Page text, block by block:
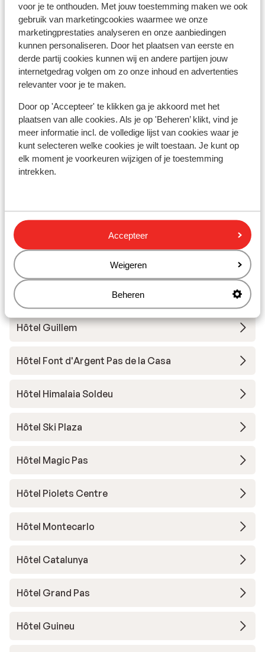
voor je te onthouden. Met jouw toestemming maken we ook
gebruik van marketingcookies waarmee we onze
marketingprestaties analyseren en onze aanbiedingen
kunnen personaliseren. Door het plaatsen van eerste en
derde partij cookies kunnen wij en andere partijen jouw
internetgedrag volgen om zo onze inhoud en advertenties
relevanter voor je te maken.
Door op 'Accepteer' te klikken ga je akkoord met het
plaatsen van alle cookies. Als je op 'Beheren’ klikt, vind je
meer informatie incl. de volledige lijst van cookies waar je
kunt selecteren welke cookies je wilt toestaan. Je kunt op
elk moment je voorkeuren wijzigen of je toestemming
intrekken.
Accepteer
Weigeren
Beheren
Forfait, cours et matériel de ski
Forfait
Cours
Matériel
Autres hébergements - Grandvalira
Hôtel Cristina
Hôtel Del Cubil
Hôtel Guillem
Hôtel Font d'Argent Pas de la Casa
Hôtel Himalaia Soldeu
Hôtel Ski Plaza
Hôtel Magic Pas
Hôtel Piolets Centre
Hôtel Montecarlo
Hôtel Catalunya
Hôtel Grand Pas
Hôtel Guineu